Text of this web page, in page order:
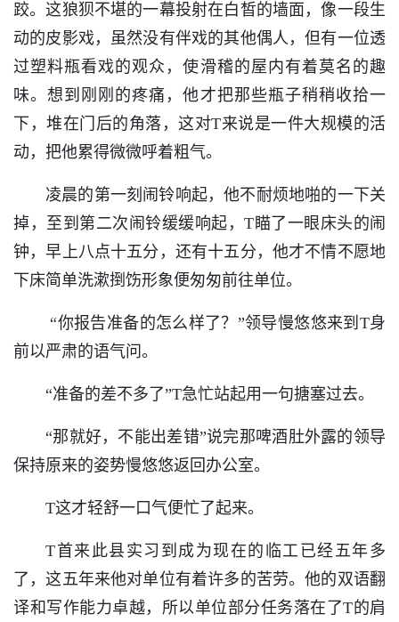
跤。这狼狈不堪的一幕投射在白皙的墙面，像一段生
动的皮影戏，虽然没有伴戏的其他偶人，但有一位透
过塑料瓶看戏的观众，使滑稽的屋内有着莫名的趣
味。想到刚刚的疼痛，他才把那些瓶子稍稍收拾一
下，堆在门后的角落，这对T来说是一件大规模的活
动，把他累得微微呼着粗气。
凌晨的第一刻闹铃响起，他不耐烦地啪的一下关
掉，至到第二次闹铃缓缓响起，T瞄了一眼床头的闹
钟，早上八点十五分，还有十五分，他才不情不愿地
下床简单洗漱捯饬形象便匆匆前往单位。
“你报告准备的怎么样了？”领导慢悠悠来到T身
前以严肃的语气问。
“准备的差不多了”T急忙站起用一句搪塞过去。
“那就好，不能出差错”说完那啤酒肚外露的领导
保持原来的姿势慢悠悠返回办公室。
T这才轻舒一口气便忙了起来。
T首来此县实习到成为现在的临工已经五年多
了，这五年来他对单位有着许多的苦劳。他的双语翻
译和写作能力卓越，所以单位部分任务落在了T的肩